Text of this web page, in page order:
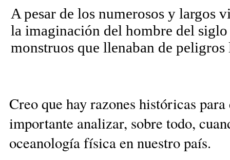
A pesar de los numerosos y largos
la imaginación del hombre del
monstruos que llenaban de
Creo que hay razones históricas
importante analizar, sobre todo,
oceanología física en nuestro